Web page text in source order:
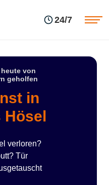
24/7
von
geholfen
in
Hösel
verloren?
Tür